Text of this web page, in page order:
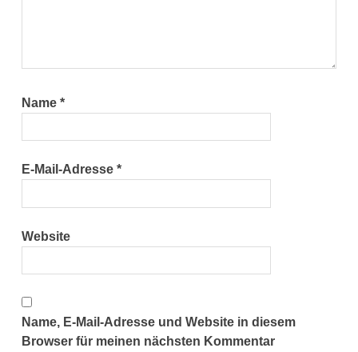
Name*
E-Mail-Adresse*
Website
Name, E-Mail-Adresse und Website in diesem
Browser für meinen nächsten Kommentar